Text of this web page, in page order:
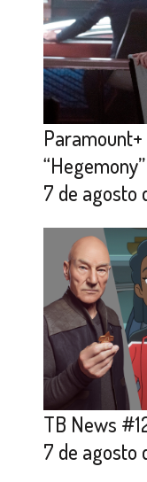
“Hegemony”
7 de agosto
TB News
7 de agosto